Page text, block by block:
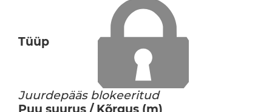
Tüüp
Juurdepääs blokeeritud